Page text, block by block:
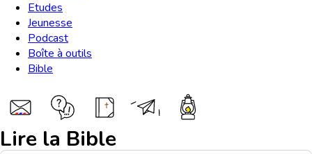
Etudes
Jeunesse
Podcast
Boîte à outils
Bible
Lire la Bible